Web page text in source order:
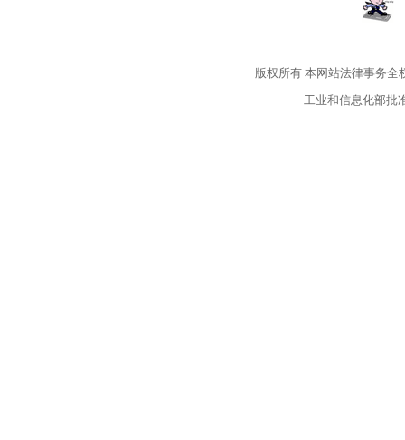
版权所有本网站法律事务全
工业和信息化部批